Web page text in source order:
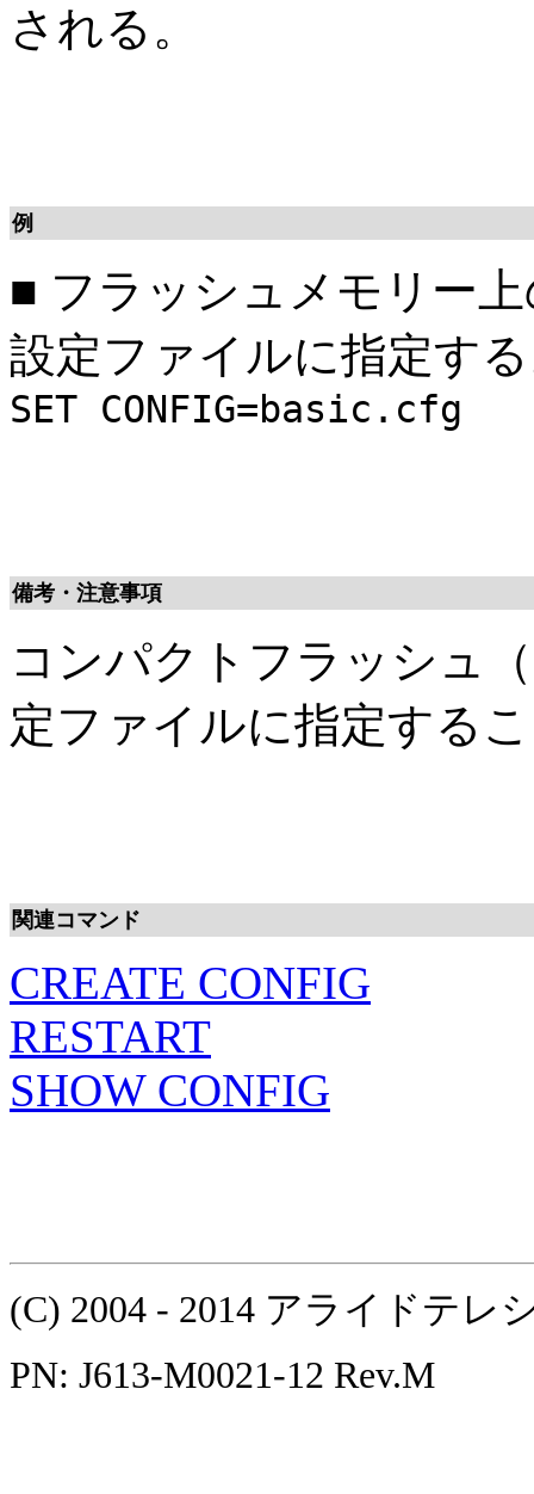
される。
例
■ フラッシュメモリー
設定ファイルに指定す
SET CONFIG=basic.cfg
備考・注意事項
コンパクトフラッシュ
定ファイルに指定する
関連コマンド
CREATE CONFIG
RESTART
SHOW CONFIG
(C) 2004 - 2014 アライドテ
PN: J613-M0021-12 Rev.M